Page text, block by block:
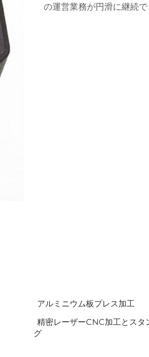
の運営業務が円滑に継続で
アルミニウム板プレス加工
精密レーザーCNC加工とスタ
グ